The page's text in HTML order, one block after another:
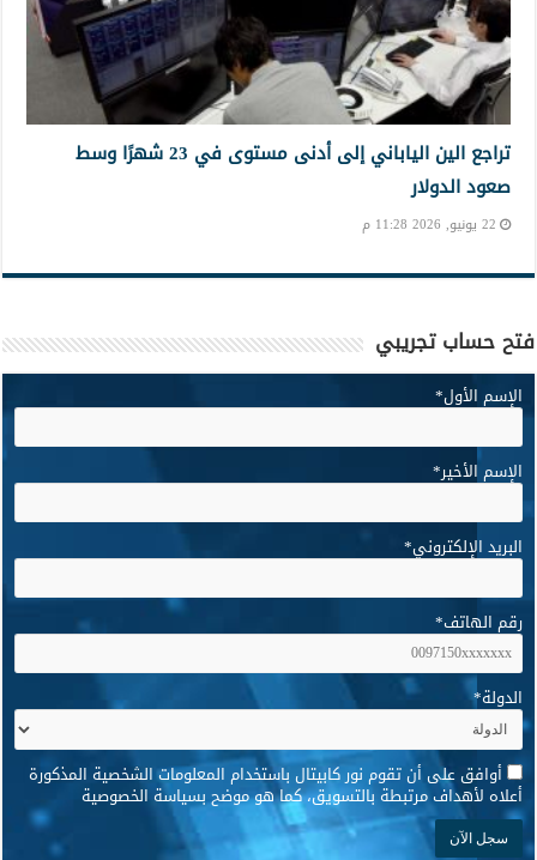
تراجع الين الياباني إلى أدنى مستوى في 23 شهرًا وسط
صعود الدولار
22 يونيو, 2026 11:28 م
فتح حساب تجريبي
الإسم الأول*
الإسم الأخير*
البريد الإلكتروني*
رقم الهاتف*
الدولة*
* أوافق على أن تقوم نور كابيتال باستخدام المعلومات الشخصية المذكورة
أعلاه لأهداف مرتبطة بالتسويق، كما هو موضح بسياسة الخصوصية